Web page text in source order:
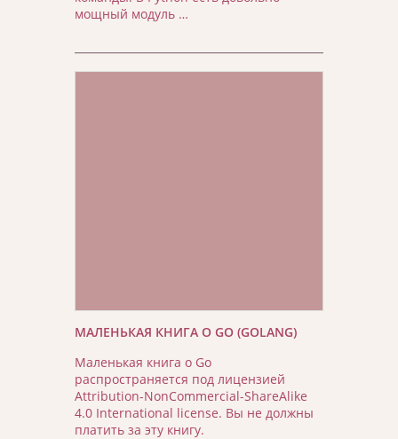
мощный модуль …
МАЛЕНЬКАЯ КНИГА О GO (GOLANG)
Маленькая книга о Go
распространяется под лицензией
Attribution-NonCommercial-ShareAlike
4.0 International license. Вы не должны
платить за эту книгу.